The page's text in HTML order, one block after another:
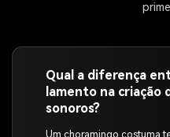
Qual a diferença
lamento na criação
sonoros?
Um choramingo costuma